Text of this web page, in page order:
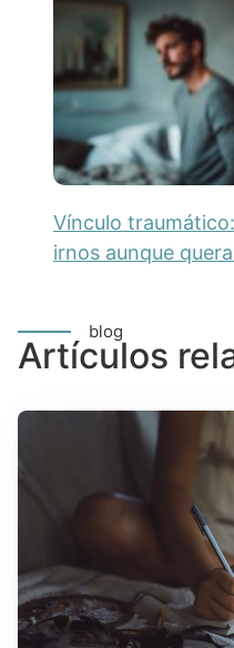
Vínculo
irnos aunque
blog
Artículos